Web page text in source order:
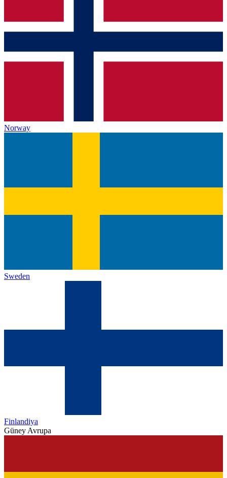
Norway
Sweden
Finlandiya
Güney Avrupa